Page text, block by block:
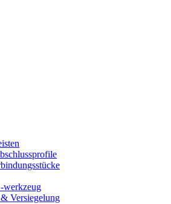
werkzeug
Versiegelung